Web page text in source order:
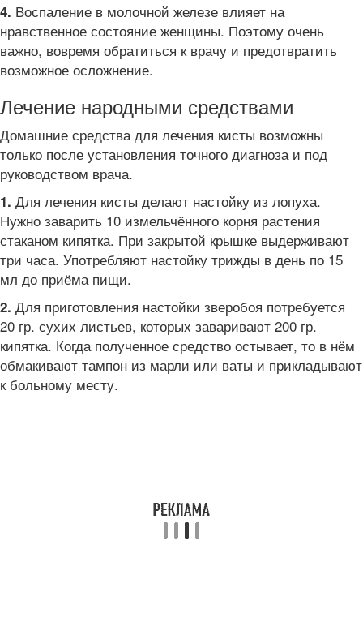
4. Воспаление в молочной железе влияет на
нравственное состояние женщины. Поэтому очень
важно, вовремя обратиться к врачу и предотвратить
возможное осложнение.
Лечение народными средствами
Домашние средства для лечения кисты возможны
только после установления точного диагноза и под
руководством врача.
1. Для лечения кисты делают настойку из лопуха.
Нужно заварить 10 измельчённого корня растения
стаканом кипятка. При закрытой крышке выдерживают
три часа. Употребляют настойку трижды в день по 15
мл до приёма пищи.
2. Для приготовления настойки зверобоя потребуется
20 гр. сухих листьев, которых заваривают 200 гр.
кипятка. Когда полученное средство остывает, то в нём
обмакивают тампон из марли или ваты и прикладывают
к больному месту.